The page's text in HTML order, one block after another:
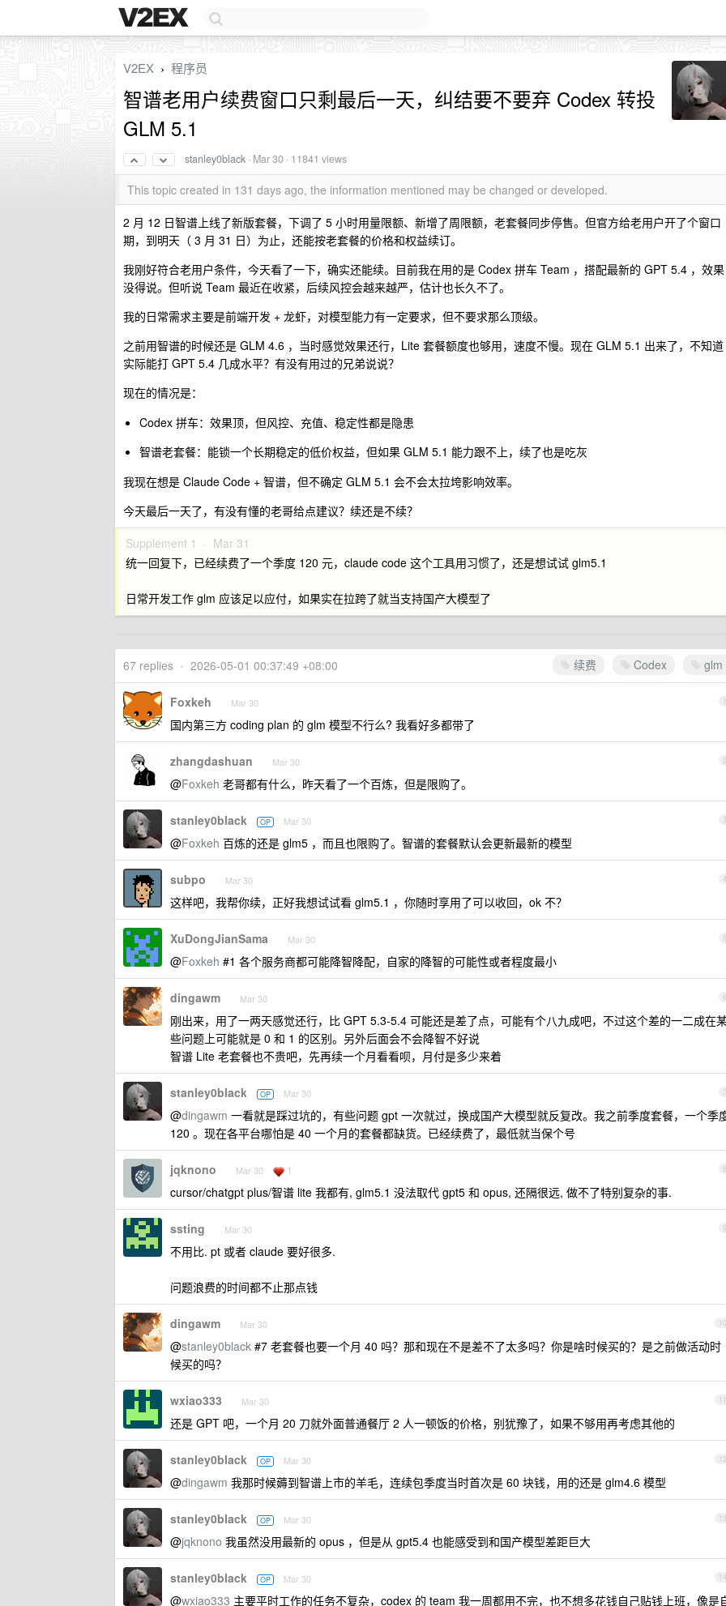
V2EX › 程序员
智谱老用户续费窗口只剩最后一天，纠结要不要弃 Codex 转投
GLM 5.1
stanley0black · Mar 30 · 11841 views
This topic created in 131 days ago, the information mentioned may be changed or developed.
2 月 12 日智谱上线了新版套餐，下调了 5 小时用量限额、新增了周限额，老套餐同步停售。但官方给老用户开了个窗口
期，到明天（ 3 月 31 日）为止，还能按老套餐的价格和权益续订。
我刚好符合老用户条件，今天看了一下，确实还能续。目前我在用的是 Codex 拼车 Team ，搭配最新的 GPT 5.4 ，效果
没得说。但听说 Team 最近在收紧，后续风控会越来越严，估计也长久不了。
我的日常需求主要是前端开发 + 龙虾，对模型能力有一定要求，但不要求那么顶级。
之前用智谱的时候还是 GLM 4.6 ，当时感觉效果还行，Lite 套餐额度也够用，速度不慢。现在 GLM 5.1 出来了，不知道
实际能打 GPT 5.4 几成水平？有没有用过的兄弟说说？
现在的情况是：
Codex 拼车：效果顶，但风控、充值、稳定性都是隐患
智谱老套餐：能锁一个长期稳定的低价权益，但如果 GLM 5.1 能力跟不上，续了也是吃灰
我现在想是 Claude Code + 智谱，但不确定 GLM 5.1 会不会太拉垮影响效率。
今天最后一天了，有没有懂的老哥给点建议？续还是不续？
Supplement 1 · Mar 31
统一回复下，已经续费了一个季度 120 元，claude code 这个工具用习惯了，还是想试试 glm5.1
日常开发工作 glm 应该足以应付，如果实在拉跨了就当支持国产大模型了
续费 Codex glm
67 replies • 2026-05-01 00:37:49 +08:00
1
Foxkeh Mar 30
国内第三方 coding plan 的 glm 模型不行么? 我看好多都带了
2
zhangdashuan Mar 30
@Foxkeh 老哥都有什么，昨天看了一个百炼，但是限购了。
3
stanley0black OP Mar 30
@Foxkeh 百炼的还是 glm5 ，而且也限购了。智谱的套餐默认会更新最新的模型
4
subpo Mar 30
这样吧，我帮你续，正好我想试试看 glm5.1 ，你随时享用了可以收回，ok 不？
5
XuDongJianSama Mar 30
@Foxkeh #1 各个服务商都可能降智降配，自家的降智的可能性或者程度最小
6
dingawm Mar 30
刚出来，用了一两天感觉还行，比 GPT 5.3-5.4 可能还是差了点，可能有个八九成吧，不过这个差的一二成在
些问题上可能就是 0 和 1 的区别。另外后面会不会降智不好说
智谱 Lite 老套餐也不贵吧，先再续一个月看看呗，月付是多少来着
7
stanley0black OP Mar 30
@dingawm 一看就是踩过坑的，有些问题 gpt 一次就过，换成国产大模型就反复改。我之前季度套餐，一个季
120 。现在各平台哪怕是 40 一个月的套餐都缺货。已经续费了，最低就当保个号
8
jqknono Mar 30 1
cursor/chatgpt plus/智谱 lite 我都有, glm5.1 没法取代 gpt5 和 opus, 还隔很远, 做不了特别复杂的事.
9
ssting Mar 30
不用比. pt 或者 claude 要好很多.
问题浪费的时间都不止那点钱
10
dingawm Mar 30
@stanley0black #7 老套餐也要一个月 40 吗？那和现在不是差不了太多吗？你是啥时候买的？是之前做活动时
候买的吗？
11
wxiao333 Mar 30
还是 GPT 吧，一个月 20 刀就外面普通餐厅 2 人一顿饭的价格，别犹豫了，如果不够用再考虑其他的
12
stanley0black OP Mar 30
@dingawm 我那时候薅到智谱上市的羊毛，连续包季度当时首次是 60 块钱，用的还是 glm4.6 模型
13
stanley0black OP Mar 30
@jqknono 我虽然没用最新的 opus ，但是从 gpt5.4 也能感受到和国产模型差距巨大
14
stanley0black OP Mar 30
@wxiao333 主要平时工作的任务不复杂，codex 的 team 我一周都用不完，也不想多花钱自己贴钱上班，像是